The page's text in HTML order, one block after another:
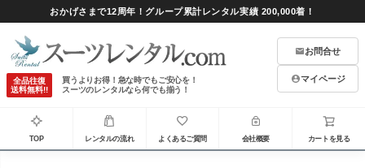
おかげさまで12周年！グループ累計レンタル実績 200,000着！
全品往復
送料無料!!
買うよりお得！急な時でもご安心を！
スーツのレンタルなら何でも揃う！
お問合せ
マイページ
TOP レンタルの流れ よくあるご質問 会社概要 カートを見る